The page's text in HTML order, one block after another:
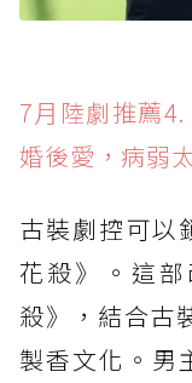
7月陸劇推薦
婚後愛，病弱
古裝劇控可以
花殺》。這
殺》，結合古
製香文化。男